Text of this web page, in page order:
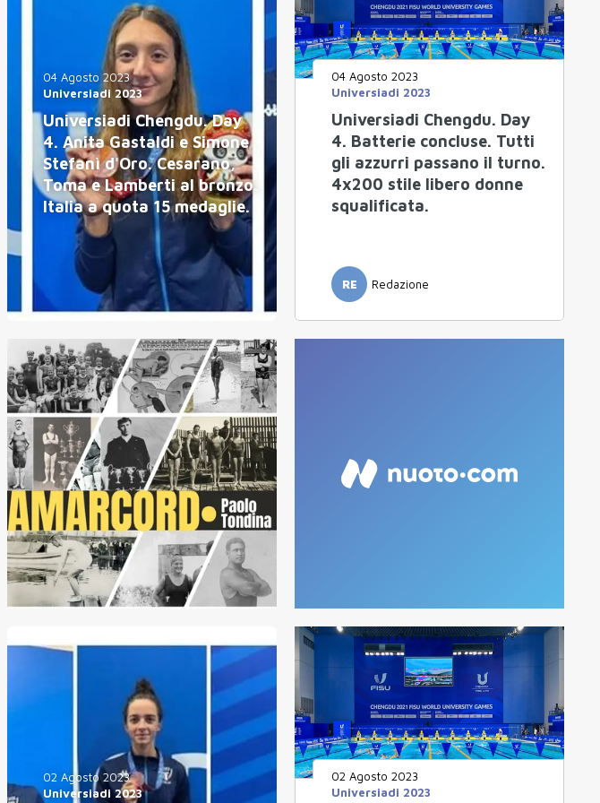
04 Agosto 2023
Universiadi 2023
Universiadi Chengdu. Day
4. Anita Gastaldi e Simone
Stefanì d'Oro. Cesarano,
Toma e Lamberti al bronzo.
Italia a quota 15 medaglie.
04 Agosto 2023
Universiadi 2023
Universiadi Chengdu. Day
4. Batterie concluse. Tutti
gli azzurri passano il turno.
4x200 stile libero donne
squalificata.
RE Redazione
02 Agosto 2023
Universiadi 2023
02 Agosto 2023
Universiadi 2023